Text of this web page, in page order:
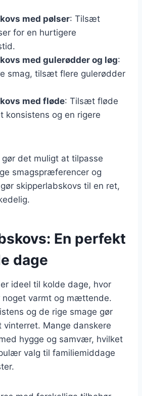
med pølser: Tilsæt
for en hurtigere
med gulerødder og løg:
smag, tilsæt flere gulerødder
med fløde: Tilsæt fløde
konsistens og en rigere
det muligt at tilpasse
smagspræferencer og
skipperlabskovs til en ret,
En perfekt
dage
ideel til kolde dage, hvor
noget varmt og mættende.
og de rige smage gør
Mange danskere
hygge og samvær, hvilket
valg til familiemiddage